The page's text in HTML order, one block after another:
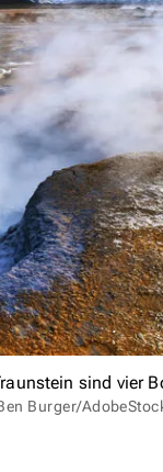
sind vier
Burger/